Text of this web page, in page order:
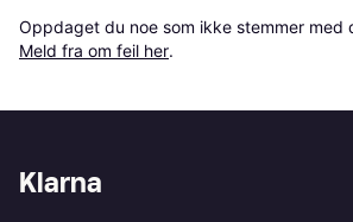
Oppdaget du noe som ikke stemmer med
Meld fra om feil her.
Klarna